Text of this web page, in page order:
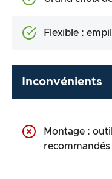
Flexible :
Inconvénients
Montage :
recommandés